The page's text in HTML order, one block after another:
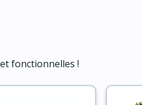
fonctionnelles !